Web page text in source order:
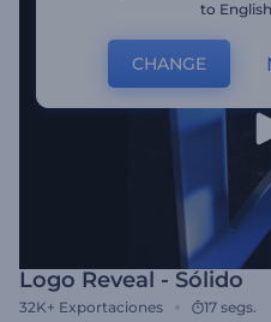
Logo Reveal - Sólido
32K+ Exportaciones 17 segs.
to
CHANGE